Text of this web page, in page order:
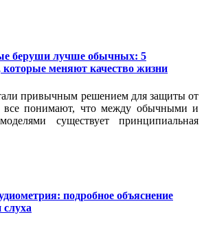
беруши лучше обычных: 5
меняют качество жизни
привычным решением для защиты от
все понимают, что между обычными и
существует принципиальная
подробное объяснение
слуха